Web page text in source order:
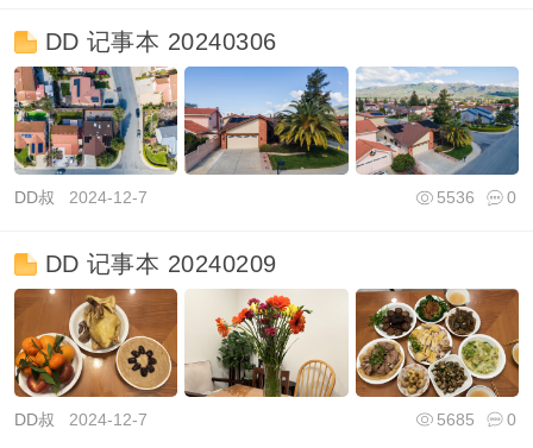
DD 记事本 20240306
DD叔 2024-12-7 0
5536
DD 记事本 20240209
DD叔 2024-12-7 0
5685